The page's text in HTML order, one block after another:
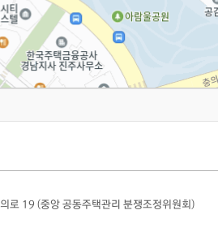
로 19 (중앙 공동주택관리 분쟁조정위원회)